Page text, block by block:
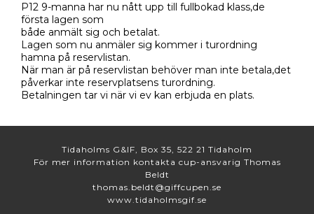
P12 9-manna har nu nått upp till fullbokad klass,de
första lagen som
både anmält sig och betalat.
Lagen som nu anmäler sig kommer i turordning
hamna på reservlistan.
När man är på reservlistan behöver man inte betala,det
påverkar inte reservplatsens turordning.
Betalningen tar vi när vi ev kan erbjuda en plats.
Tidaholms G&IF, Box 35, 522 21 Tidaholm
För mer information kontakta cup-ansvarig Thomas
Beldt
thomas.beldt@giffcupen.se
www.tidaholmsgif.se